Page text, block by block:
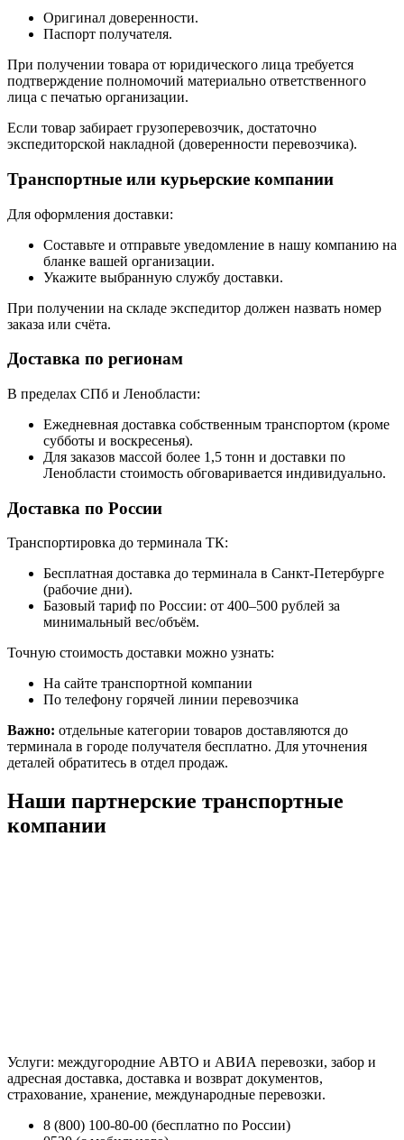
Оригинал доверенности.
Паспорт получателя.
При получении товара от юридического лица требуется
подтверждение полномочий материально ответственного
лица с печатью организации.
Если товар забирает грузоперевозчик, достаточно
экспедиторской накладной (доверенности перевозчика).
Транспортные или курьерские компании
Для оформления доставки:
Составьте и отправьте уведомление в нашу компанию на
бланке вашей организации.
Укажите выбранную службу доставки.
При получении на складе экспедитор должен назвать номер
заказа или счёта.
Доставка по регионам
В пределах СПб и Ленобласти:
Ежедневная доставка собственным транспортом (кроме
субботы и воскресенья).
Для заказов массой более 1,5 тонн и доставки по
Ленобласти стоимость обговаривается индивидуально.
Доставка по России
Транспортировка до терминала ТК:
Бесплатная доставка до терминала в Санкт-Петербурге
(рабочие дни).
Базовый тариф по России: от 400–500 рублей за
минимальный вес/объём.
Точную стоимость доставки можно узнать:
На сайте транспортной компании
По телефону горячей линии перевозчика
Важно: отдельные категории товаров доставляются до
терминала в городе получателя бесплатно. Для уточнения
деталей обратитесь в отдел продаж.
Наши партнерские транспортные
компании
Услуги: междугородние АВТО и АВИА перевозки, забор и
адресная доставка, доставка и возврат документов,
страхование, хранение, международные перевозки.
8 (800) 100-80-00 (бесплатно по России)